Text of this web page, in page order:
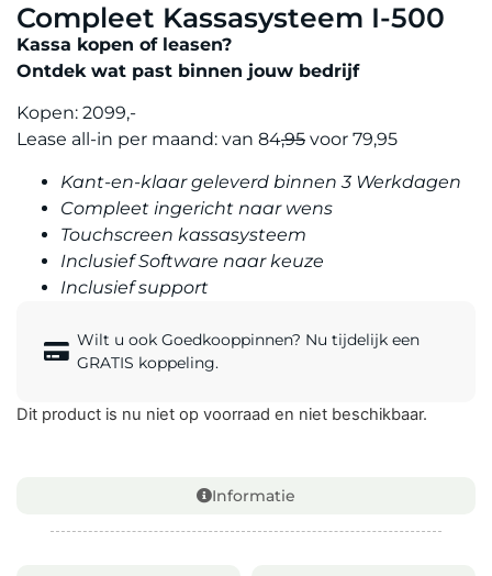
Compleet Kassasysteem I-500
Kassa kopen of leasen?
Ontdek wat past binnen jouw bedrijf
Kopen: 2099,-
Lease all-in per maand: van 84,95 voor 79,95
Kant-en-klaar geleverd binnen 3 Werkdagen
Compleet ingericht naar wens
Touchscreen kassasysteem
Inclusief Software naar keuze
Inclusief support
Wilt u ook Goedkooppinnen? Nu tijdelijk een
GRATIS koppeling.
Dit product is nu niet op voorraad en niet beschikbaar.
Informatie